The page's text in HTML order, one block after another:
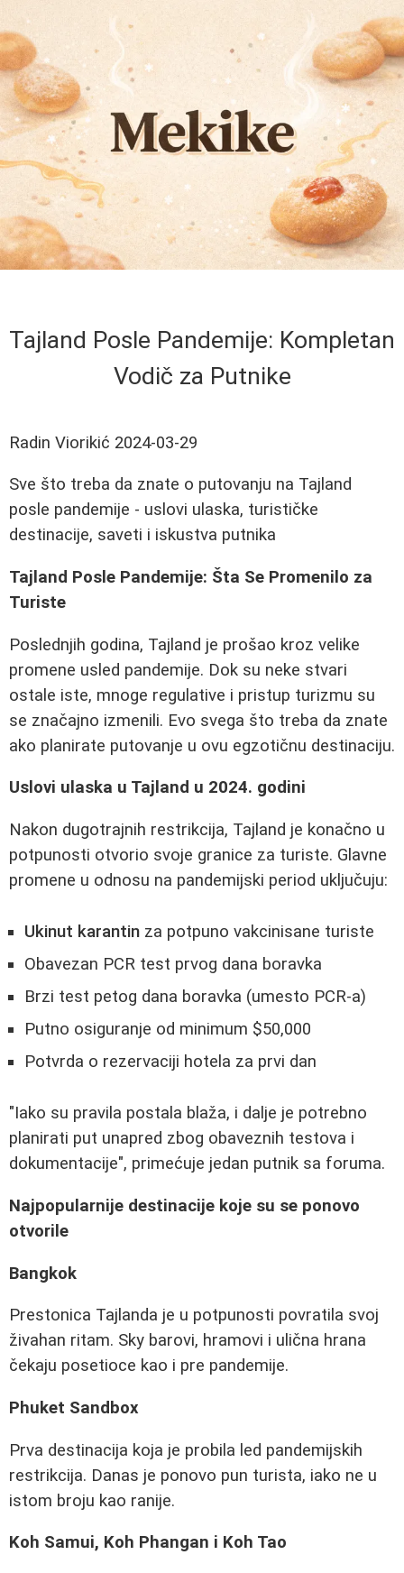
Tajland Posle Pandemije: Kompletan
Vodič za Putnike
Radin Viorikić 2024-03-29
Sve što treba da znate o putovanju na Tajland
posle pandemije - uslovi ulaska, turističke
destinacije, saveti i iskustva putnika
Tajland Posle Pandemije: Šta Se Promenilo za
Turiste
Poslednjih godina, Tajland je prošao kroz velike
promene usled pandemije. Dok su neke stvari
ostale iste, mnoge regulative i pristup turizmu su
se značajno izmenili. Evo svega što treba da znate
ako planirate putovanje u ovu egzotičnu destinaciju.
Uslovi ulaska u Tajland u 2024. godini
Nakon dugotrajnih restrikcija, Tajland je konačno u
potpunosti otvorio svoje granice za turiste. Glavne
promene u odnosu na pandemijski period uključuju:
Ukinut karantin za potpuno vakcinisane turiste
Obavezan PCR test prvog dana boravka
Brzi test petog dana boravka (umesto PCR-a)
Putno osiguranje od minimum $50,000
Potvrda o rezervaciji hotela za prvi dan
"Iako su pravila postala blaža, i dalje je potrebno
planirati put unapred zbog obaveznih testova i
dokumentacije", primećuje jedan putnik sa foruma.
Najpopularnije destinacije koje su se ponovo
otvorile
Bangkok
Prestonica Tajlanda je u potpunosti povratila svoj
živahan ritam. Sky barovi, hramovi i ulična hrana
čekaju posetioce kao i pre pandemije.
Phuket Sandbox
Prva destinacija koja je probila led pandemijskih
restrikcija. Danas je ponovo pun turista, iako ne u
istom broju kao ranije.
Koh Samui, Koh Phangan i Koh Tao